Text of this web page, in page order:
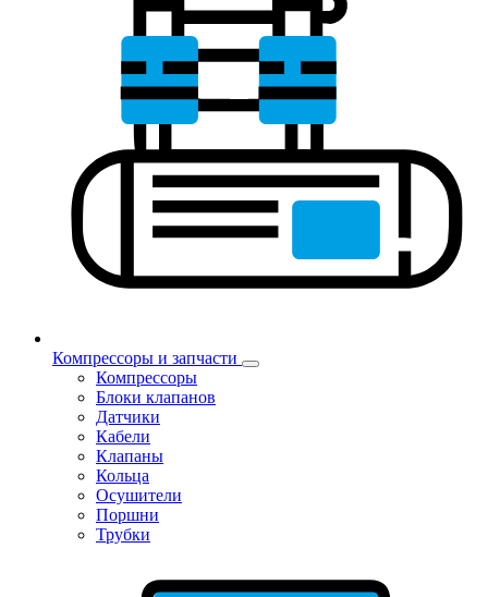
Компрессоры и запчасти
Компрессоры
Блоки клапанов
Датчики
Кабели
Клапаны
Кольца
Осушители
Поршни
Трубки